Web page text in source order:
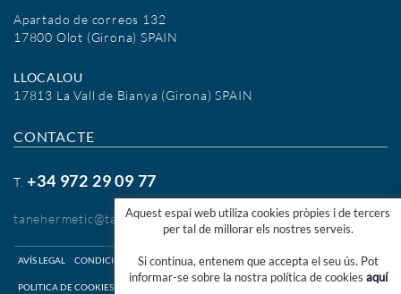
Apartado de correos 132
17800 Olot (Girona) SPAIN
LLOCALOU
17813 La Vall de Bianya (Girona) SPAIN
CONTACTE
T.+34 972 29 09 77
tanehermetic@tanehermetic.com
AVÍS LEGAL CONDICIONS D'ÚS WEB CONDICIONS D'ÚS SHOP ONLINE
POLITICA DE COOKIES
Aquest espai web utiliza cookies pròpies i de tercers
per tal de millorar els nostres serveis.
Si continua, entenem que accepta el seu ús. Pot
informar-se sobre la nostra política de cookies aquí